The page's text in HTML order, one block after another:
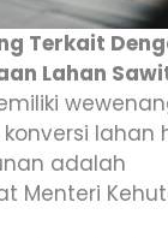
Terkait
Lahan
lahan
adalah
Menteri